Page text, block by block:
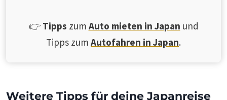
👉 Tipps zum Auto mieten in Japan und
Tipps zum Autofahren in Japan.
Weitere Tipps für deine Japanreise